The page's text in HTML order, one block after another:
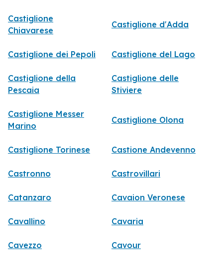
Castiglione
Chiavarese
Castiglione d'Adda
Castiglione dei Pepoli Castiglione del Lago
Castiglione della
Pescaia
Castiglione delle
Stiviere
Castiglione Messer
Marino
Castiglione Olona
Castiglione Torinese Castione Andevenno
Castronno Castrovillari
Catanzaro Cavaion Veronese
Cavallino Cavaria
Cavezzo Cavour